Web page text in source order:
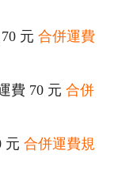
元 合併運費
費 70 元 合併
元 合併運費規